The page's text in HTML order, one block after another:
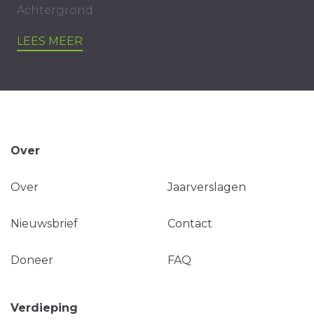
Achtergrond
LEES MEER
Over
Over Jaarverslagen
Nieuwsbrief Contact
Doneer FAQ
Verdieping